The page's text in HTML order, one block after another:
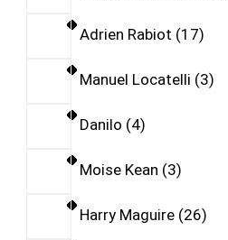
Adrien Rabiot 17
Manuel Locatelli 3
Danilo 4
Moise Kean 3
Harry Maguire 26